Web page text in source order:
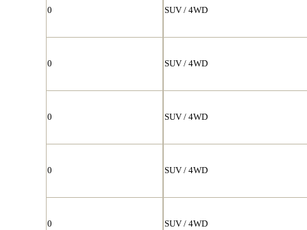
0 SUV / 4WD
0 SUV / 4WD
0 SUV / 4WD
0 SUV / 4WD
0 SUV / 4WD